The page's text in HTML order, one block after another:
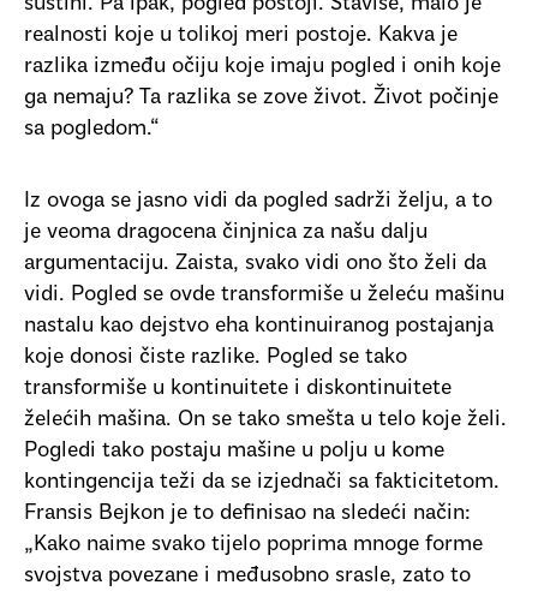
realnosti koje u tolikoj meri postoje. Kakva je
razlika između očiju koje imaju pogled i onih koje
ga nemaju? Ta razlika se zove život. Život počinje
sa pogledom.“
Iz ovoga se jasno vidi da pogled sadrži želju, a to
je veoma dragocena činjnica za našu dalju
argumentaciju. Zaista, svako vidi ono što želi da
vidi. Pogled se ovde transformiše u želeću mašinu
nastalu kao dejstvo eha kontinuiranog postajanja
koje donosi čiste razlike. Pogled se tako
transformiše u kontinuitete i diskontinuitete
želećih mašina. On se tako smešta u telo koje želi.
Pogledi tako postaju mašine u polju u kome
kontingencija teži da se izjednači sa fakticitetom.
Fransis Bejkon je to definisao na sledeći način:
„Kako naime svako tijelo poprima mnoge forme
svojstva povezane i međusobno srasle, zato to